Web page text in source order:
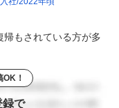
帰もされている方が多
！
録で